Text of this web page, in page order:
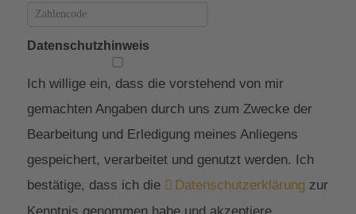
Datenschutzhinweis
Ich willige ein, dass die vorstehend von mir
gemachten Angaben durch uns zum Zwecke der
Bearbeitung und Erledigung meines Anliegens
gespeichert, verarbeitet und genutzt werden. Ich
bestätige, dass ich die
Datenschutzerklärung zur